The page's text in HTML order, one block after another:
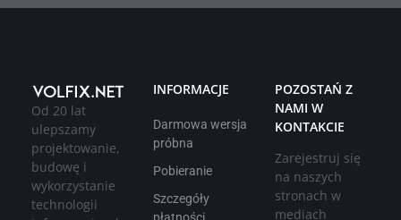
Od 20 lat
ulepszamy
projektowanie,
budowę i
wykorzystanie
technologii
INFORMACJE
Darmowa wersja
próbna
Pobieranie
Szczegóły
POZOSTAŃ Z
NAMI W
KONTAKCIE
Zarejestruj się
na naszych
stronach w
mediach